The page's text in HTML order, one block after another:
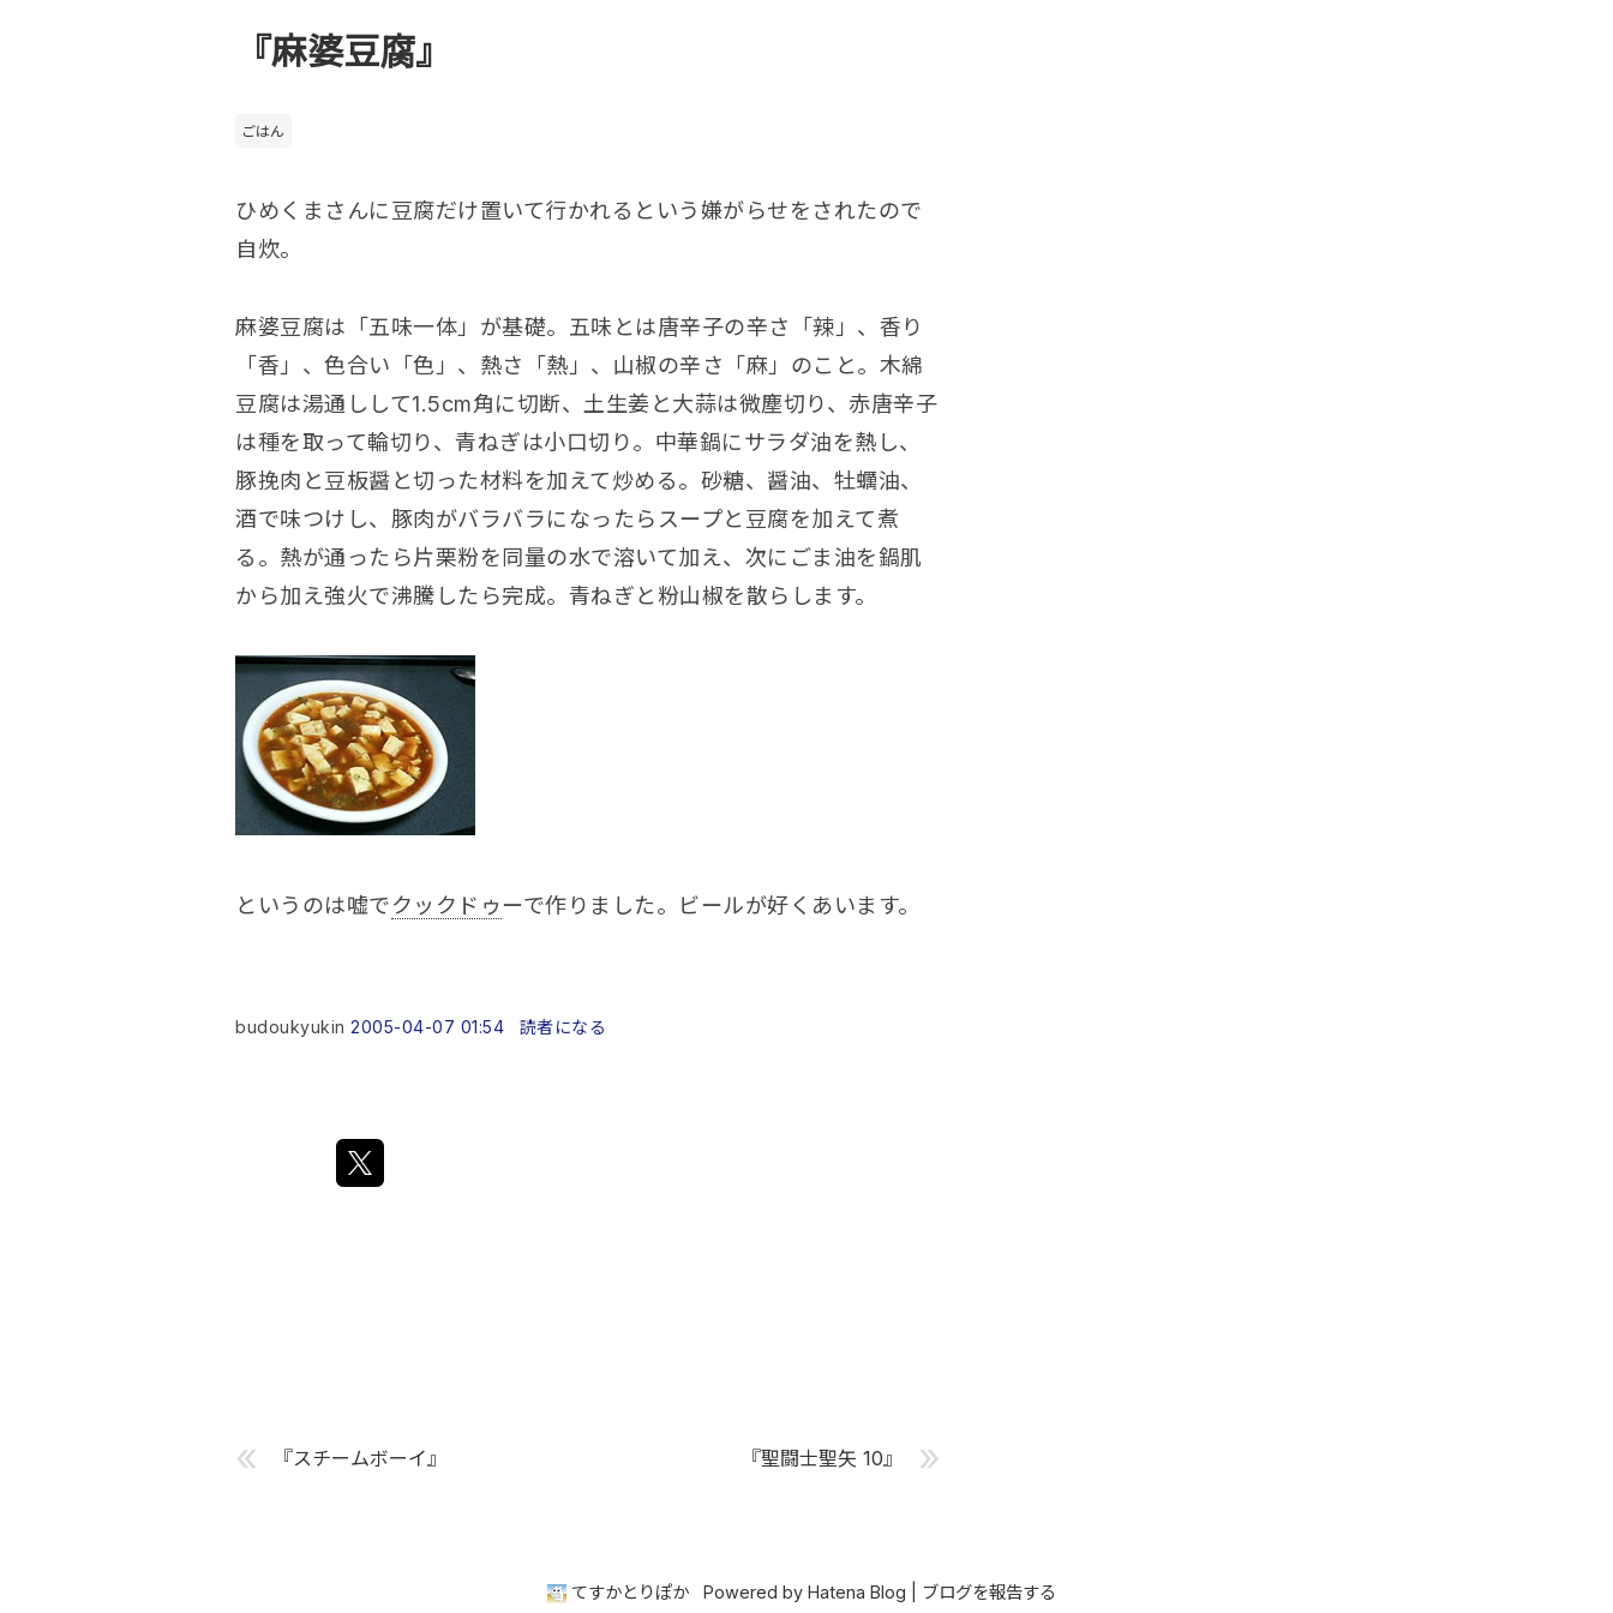
『麻婆豆腐』
ごはん
ひめくまさんに豆腐だけ置いて行かれるという嫌がらせをされたので
自炊。
麻婆豆腐は「五味一体」が基礎。五味とは唐辛子の辛さ「辣」、香り
「香」、色合い「色」、熱さ「熱」、山椒の辛さ「麻」のこと。木綿
豆腐は湯通しして1.5cm角に切断、土生姜と大蒜は微塵切り、赤唐辛子
は種を取って輪切り、青ねぎは小口切り。中華鍋にサラダ油を熱し、
豚挽肉と豆板醤と切った材料を加えて炒める。砂糖、醤油、牡蠣油、
酒で味つけし、豚肉がバラバラになったらスープと豆腐を加えて煮
る。熱が通ったら片栗粉を同量の水で溶いて加え、次にごま油を鍋肌
から加え強火で沸騰したら完成。青ねぎと粉山椒を散らします。
というのは嘘でクックドゥーで作りました。ビールが好くあいます。
budoukyukin 2005-04-07 01:54 読者になる
« 『スチームボーイ』 『聖闘士聖矢 10』 »
てすかとりぽか Powered by Hatena Blog ブログを報告する